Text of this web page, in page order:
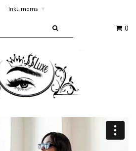
Inkl. moms ▾
0